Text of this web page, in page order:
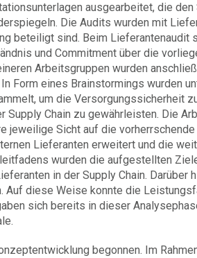
ausgearbeitet, die den
Die Audits wurden mit
beteiligt sind. Beim Lieferantenaudit
und Commitment über die
Arbeitsgruppen wurden
Form eines Brainstormings wurden
um die Versorgungssicherheit
Chain zu gewährleisten. Die
jeweilige Sicht auf die
Lieferanten erweitert und die
wurden die aufgestellten
in der Supply Chain. Darüber
diese Weise konnte die
sich bereits in dieser
begonnen. Im